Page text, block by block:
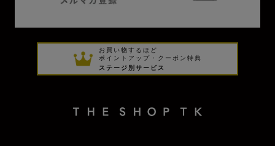
お買い物するほど
ポイントアップ・クーポン特典
ステージ別サービス